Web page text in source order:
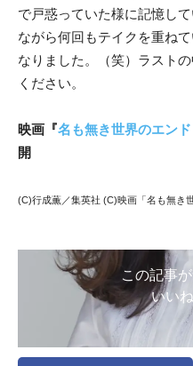
で戸惑っていた様に記憶し
ながら何回もテイクを重ね
なりました。（笑）ラスト
ください。
映画『名も無き世界のエン
開
(C)行成薫／集英社 (C)映画「名も無き
この記事
いい